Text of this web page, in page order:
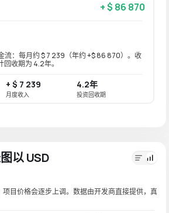
+ $ 86 870
流：每月约 $ 7 239（年约 +$ 86 870）。收
收期为 4.2年。
+ $ 7 239
月度收入
4.2年
投资回收期
以 USD
目价格会逐步上调。数据由开发商直接提供，真